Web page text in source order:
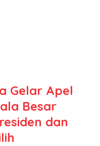
Gelar Apel
Besar
dan